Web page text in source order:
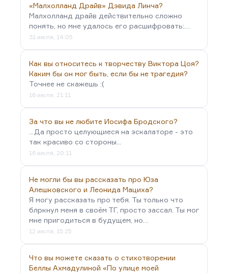
«Малхолланд Драйв» Дэвида Линча?
Малхолланд драйв действительно сложно
понять, но мне удалось его расшифровать:…
31 июля, 14:05
Как вы относитесь к творчеству Виктора Цоя?
Каким бы он мог быть, если бы не трагедия?
Точнее не скажешь :(
16 июля, 21:11
За что вы не любите Иосифа Бродского?
...Да просто целующиеся на эскалаторе - это
так красиво со стороны...
16 июля, 20:11
Не могли бы вы рассказать про Юза
Алешковского и Леонида Мациха?
Я могу рассказать про тебя. Ты только что
блркнул меня в своём ТГ, просто зассал. Ты мог
мне пригодиться в будущем, но…
12 июля, 15:25
Что вы можете сказать о стихотворении
Беллы Ахмадулиной «По улице моей